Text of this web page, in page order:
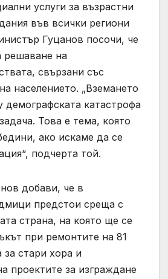
услуги за възрастни
във всички региони
Гуцанов посочи, че
решаване на
свързани със
населението. „Вземането
демографската катастрофа
Това е тема, която
ако искаме да се
подчерта той.
добави, че в
предстои среща с
страна, на която ще се
при ремонтите на 81
стари хора и
проектите за изграждане